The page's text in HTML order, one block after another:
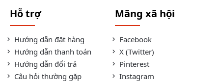
Hỗ trợ
Hướng dẫn đặt hàng
Hướng dẫn thanh toán
Hướng dẫn đổi trả
Câu hỏi thường gặp
Mãng xã hội
Facebook
X (Twitter)
Pinterest
Instagram